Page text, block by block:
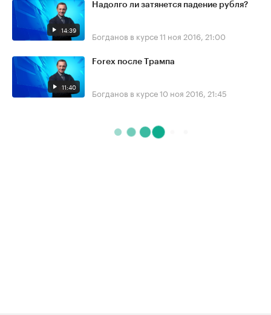
14:39
Надолго ли затянется падение рубля?
Богданов в курсе11 ноя 2016, 21:00
11:40
Forex после Трампа
Богданов в курсе10 ноя 2016, 21:45